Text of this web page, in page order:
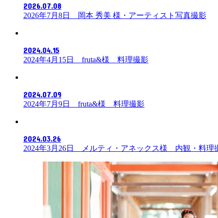
2026.07.08
2026年7月8日 岡本 秀美 様・アーティスト写真撮影
2024.04.15
2024年4月15日 fruta&様 料理撮影
2024.07.09
2024年7月9日 fruta&様 料理撮影
2024.03.26
2024年3月26日 メルティ・アネックス様 内観・料理